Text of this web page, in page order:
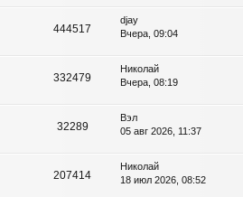
444517
djay
Вчера, 09:04
332479
Николай
Вчера, 08:19
32289
Вэл
05 авг 2026, 11:37
207414
Николай
18 июл 2026, 08:52